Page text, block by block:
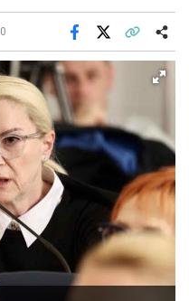
0
Facebook